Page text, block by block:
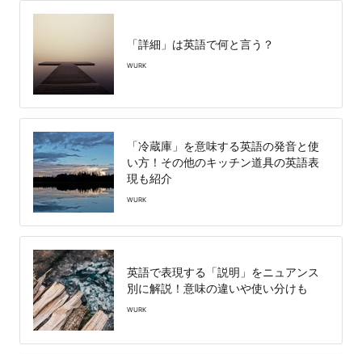
「詳細」は英語で何と言う？
WURK
「冷蔵庫」を意味する英語の発音と使
い方！その他のキッチン道具の英語表
現も紹介
WURK
英語で表現する「説明」をニュアンス
別に解説！意味の違いや使い分けも
WURK